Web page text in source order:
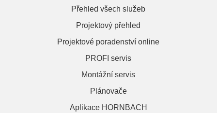
Přehled všech služeb
Projektový přehled
Projektové poradenství online
PROFI servis
Montážní servis
Plánovače
Aplikace HORNBACH